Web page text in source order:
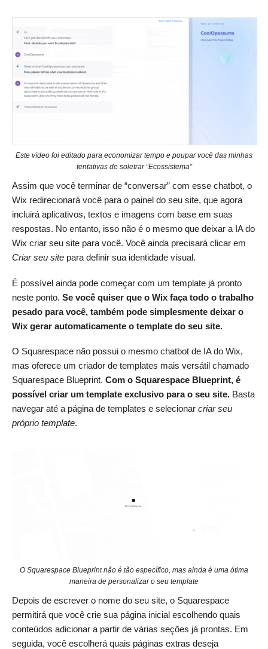
Este vídeo foi editado para economizar tempo e poupar você das minhas
tentativas de soletrar “Ecossistema”
Assim que você terminar de “conversar” com esse chatbot, o
Wix redirecionará você para o painel do seu site, que agora
incluirá aplicativos, textos e imagens com base em suas
respostas. No entanto, isso não é o mesmo que deixar a IA do
Wix criar seu site para você. Você ainda precisará clicar em
Criar seu site para definir sua identidade visual.
É possível ainda pode começar com um template já pronto
neste ponto. Se você quiser que o Wix faça todo o trabalho
pesado para você, também pode simplesmente deixar o
Wix gerar automaticamente o template do seu site.
O Squarespace não possui o mesmo chatbot de IA do Wix,
mas oferece um criador de templates mais versátil chamado
Squarespace Blueprint. Com o Squarespace Blueprint, é
possível criar um template exclusivo para o seu site. Basta
navegar até a página de templates e selecionar criar seu
próprio template.
O Squarespace Blueprint não é tão específico, mas ainda é uma ótima
maneira de personalizar o seu template
Depois de escrever o nome do seu site, o Squarespace
permitirá que você crie sua página inicial escolhendo quais
conteúdos adicionar a partir de várias seções já prontas. Em
seguida, você escolherá quais páginas extras deseja